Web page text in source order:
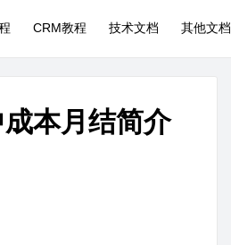
CRM教程 技术文档 其他文档
本月结简介